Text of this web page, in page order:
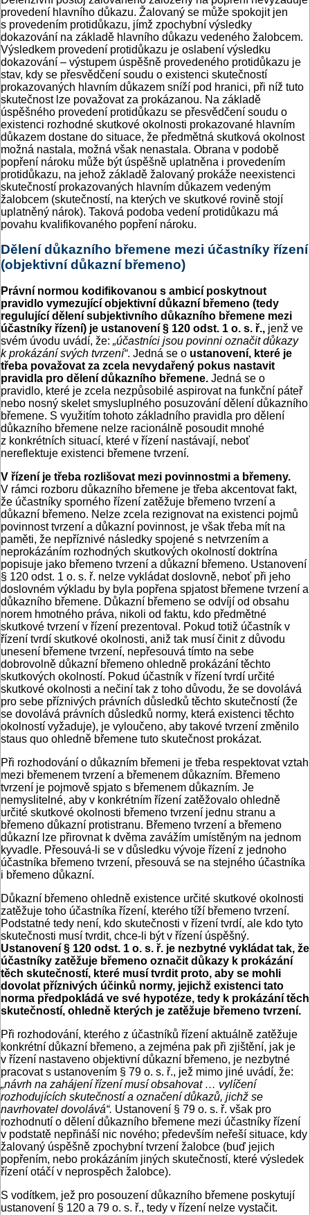
provedení hlavního důkazu. Žalovaný se může spokojit jen
s provedením protidůkazu, jímž zpochybní výsledky
dokazování na základě hlavního důkazu vedeného žalobcem.
Výsledkem provedení protidůkazu je oslabení výsledku
dokazování – výstupem úspěšně provedeného protidůkazu je
stav, kdy se přesvědčení soudu o existenci skutečností
prokazovaných hlavním důkazem sníží pod hranici, při níž tuto
skutečnost lze považovat za prokázanou. Na základě
úspěšného provedení protidůkazu se přesvědčení soudu o
existenci rozhodné skutkové okolnosti prokazované hlavním
důkazem dostane do situace, že předmětná skutková okolnost
možná nastala, možná však nenastala. Obrana v podobě
popření nároku může být úspěšně uplatněna i provedením
protidůkazu, na jehož základě žalovaný prokáže neexistenci
skutečností prokazovaných hlavním důkazem vedeným
žalobcem (skutečností, na kterých ve skutkové rovině stojí
uplatněný nárok). Taková podoba vedení protidůkazu má
povahu kvalifikovaného popření nároku.
Dělení důkazního břemene mezi účastníky řízení
(objektivní důkazní břemeno)
Právní normou kodifikovanou s ambicí poskytnout
pravidlo vymezující objektivní důkazní břemeno (tedy
regulující dělení subjektivního důkazního břemene mezi
účastníky řízení) je ustanovení § 120 odst. 1 o. s. ř., jenž ve
svém úvodu uvádí, že: „účastníci jsou povinni označit důkazy
k prokázání svých tvrzení“. Jedná se o ustanovení, které je
třeba považovat za zcela nevydařený pokus nastavit
pravidla pro dělení důkazního břemene. Jedná se o
pravidlo, které je zcela nezpůsobilé aspirovat na funkční páteř
nebo nosný skelet smysluplného posuzování dělení důkazního
břemene. S využitím tohoto základního pravidla pro dělení
důkazního břemene nelze racionálně posoudit mnohé
z konkrétních situací, které v řízení nastávají, neboť
nereflektuje existenci břemene tvrzení.
V řízení je třeba rozlišovat mezi povinnostmi a břemeny.
V rámci rozboru důkazního břemene je třeba akcentovat fakt,
že účastníky sporného řízení zatěžuje břemeno tvrzení a
důkazní břemeno. Nelze zcela rezignovat na existenci pojmů
povinnost tvrzení a důkazní povinnost, je však třeba mít na
paměti, že nepříznivé následky spojené s netvrzením a
neprokázáním rozhodných skutkových okolností doktrína
popisuje jako břemeno tvrzení a důkazní břemeno. Ustanovení
§ 120 odst. 1 o. s. ř. nelze vykládat doslovně, neboť při jeho
doslovném výkladu by byla popřena spjatost břemene tvrzení a
důkazního břemene. Důkazní břemeno se odvíjí od obsahu
norem hmotného práva, nikoli od faktu, kdo předmětné
skutkové tvrzení v řízení prezentoval. Pokud totiž účastník v
řízení tvrdí skutkové okolnosti, aniž tak musí činit z důvodu
unesení břemene tvrzení, nepřesouvá tímto na sebe
dobrovolně důkazní břemeno ohledně prokázání těchto
skutkových okolností. Pokud účastník v řízení tvrdí určité
skutkové okolnosti a nečiní tak z toho důvodu, že se dovolává
pro sebe příznivých právních důsledků těchto skutečností (že
se dovolává právních důsledků normy, která existenci těchto
okolností vyžaduje), je vyloučeno, aby takové tvrzení změnilo
staus quo ohledně břemene tuto skutečnost prokázat.
Při rozhodování o důkazním břemeni je třeba respektovat vztah
mezi břemenem tvrzení a břemenem důkazním. Břemeno
tvrzení je pojmově spjato s břemenem důkazním. Je
nemyslitelné, aby v konkrétním řízení zatěžovalo ohledně
určité skutkové okolnosti břemeno tvrzení jednu stranu a
břemeno důkazní protistranu. Břemeno tvrzení a břemeno
důkazní lze přirovnat k dvěma zavážím umístěným na jednom
kyvadle. Přesouvá-li se v důsledku vývoje řízení z jednoho
účastníka břemeno tvrzení, přesouvá se na stejného účastníka
i břemeno důkazní.
Důkazní břemeno ohledně existence určité skutkové okolnosti
zatěžuje toho účastníka řízení, kterého tíží břemeno tvrzení.
Podstatné tedy není, kdo skutečnosti v řízení tvrdí, ale kdo tyto
skutečnosti musí tvrdit, chce-li být v řízení úspěšný.
Ustanovení § 120 odst. 1 o. s. ř. je nezbytné vykládat tak, že
účastníky zatěžuje břemeno označit důkazy k prokázání
těch skutečností, které musí tvrdit proto, aby se mohli
dovolat příznivých účinků normy, jejichž existenci tato
norma předpokládá ve své hypotéze, tedy k prokázání těch
skutečností, ohledně kterých je zatěžuje břemeno tvrzení.
Při rozhodování, kterého z účastníků řízení aktuálně zatěžuje
konkrétní důkazní břemeno, a zejména pak při zjištění, jak je
v řízení nastaveno objektivní důkazní břemeno, je nezbytné
pracovat s ustanovením § 79 o. s. ř., jež mimo jiné uvádí, že:
„návrh na zahájení řízení musí obsahovat … vylíčení
rozhodujících skutečností a označení důkazů, jichž se
navrhovatel dovolává“. Ustanovení § 79 o. s. ř. však pro
rozhodnutí o dělení důkazního břemene mezi účastníky řízení
v podstatě nepřináší nic nového; především neřeší situace, kdy
žalovaný úspěšně zpochybní tvrzení žalobce (buď jejich
popřením, nebo prokázáním jiných skutečností, které výsledek
řízení otáčí v neprospěch žalobce).
S vodítkem, jež pro posouzení důkazního břemene poskytují
ustanovení § 120 a 79 o. s. ř., tedy v řízení nelze vystačit.